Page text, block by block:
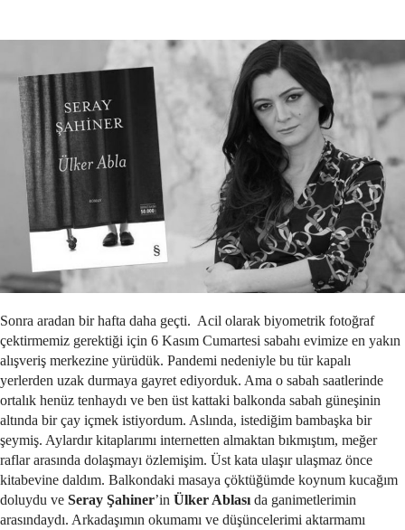
Sonra aradan bir hafta daha geçti. Acil olarak biyometrik fotoğraf
çektirmemiz gerektiği için 6 Kasım Cumartesi sabahı evimize en yakın
alışveriş merkezine yürüdük. Pandemi nedeniyle bu tür kapalı
yerlerden uzak durmaya gayret ediyorduk. Ama o sabah saatlerinde
ortalık henüz tenhaydı ve ben üst kattaki balkonda sabah güneşinin
altında bir çay içmek istiyordum. Aslında, istediğim bambaşka bir
şeymiş. Aylardır kitaplarımı internetten almaktan bıkmıştım, meğer
raflar arasında dolaşmayı özlemişim. Üst kata ulaşır ulaşmaz önce
kitabevine daldım. Balkondaki masaya çöktüğümde koynum kucağım
doluydu ve Seray Şahiner’in Ülker Ablası da ganimetlerimin
arasındaydı. Arkadaşımın okumamı ve düşüncelerimi aktarmamı